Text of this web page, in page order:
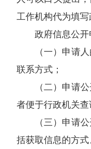
工作机构代为填写
政府信息公开
（一）申请
联系方式；
（二）申请
者便于行政机关查
（三）申请
括获取信息的方式